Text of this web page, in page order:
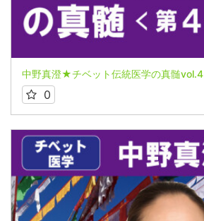
中野真澄★チベット伝統医学の真髄vol.4
0